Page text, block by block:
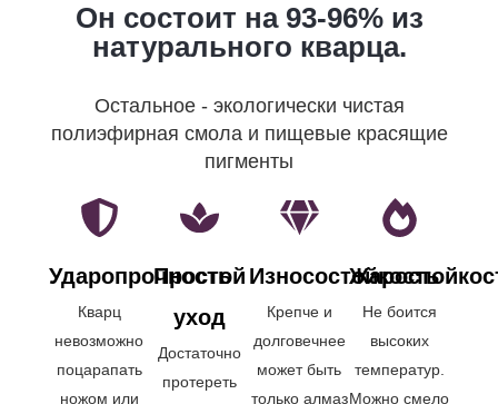
Он состоит на 93-96% из
натурального кварца.
Остальное - экологически чистая
полиэфирная смола и пищевые красящие
пигменты
Ударопрочность
Кварц
невозможно
поцарапать
ножом или
Простой
уход
Достаточно
протереть
Износостойкость
Крепче и
долговечнее
может быть
только алмаз
Не боится
высоких
температур.
Можно смело